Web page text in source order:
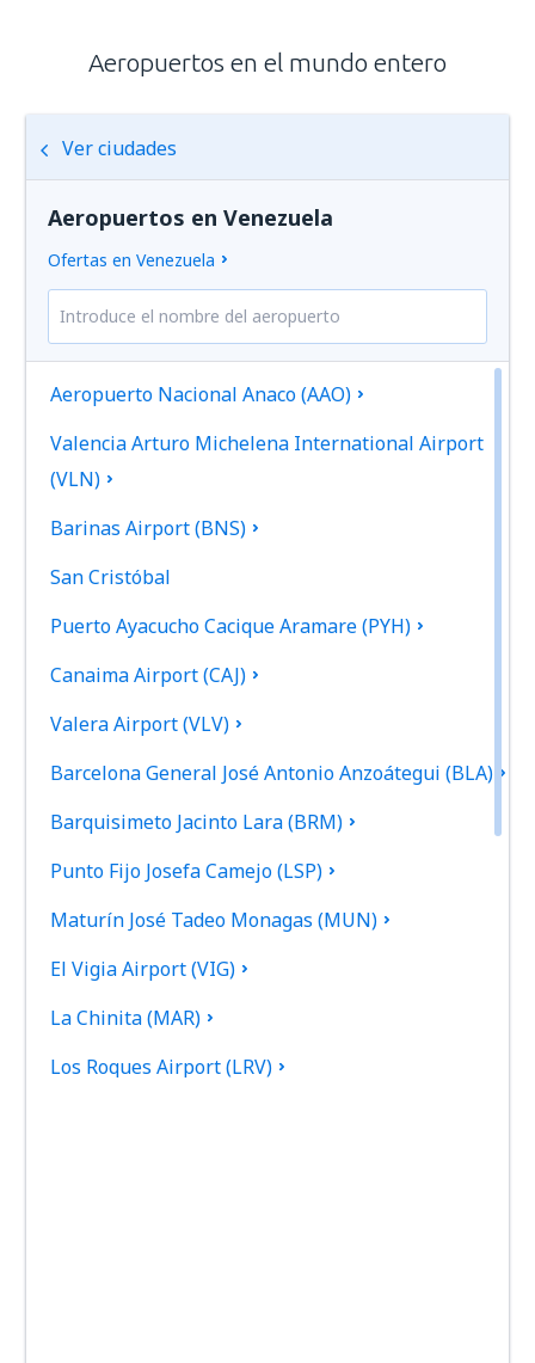
Aeropuertos en el mundo entero
Ver ciudades
Aeropuertos en Venezuela
Ofertas en Venezuela
Aeropuerto Nacional Anaco (AAO)
Valencia Arturo Michelena International Airport
(VLN)
Barinas Airport (BNS)
San Cristóbal
Puerto Ayacucho Cacique Aramare (PYH)
Canaima Airport (CAJ)
Valera Airport (VLV)
Barcelona General José Antonio Anzoátegui (BLA)
Barquisimeto Jacinto Lara (BRM)
Punto Fijo Josefa Camejo (LSP)
Maturín José Tadeo Monagas (MUN)
El Vigia Airport (VIG)
La Chinita (MAR)
Los Roques Airport (LRV)